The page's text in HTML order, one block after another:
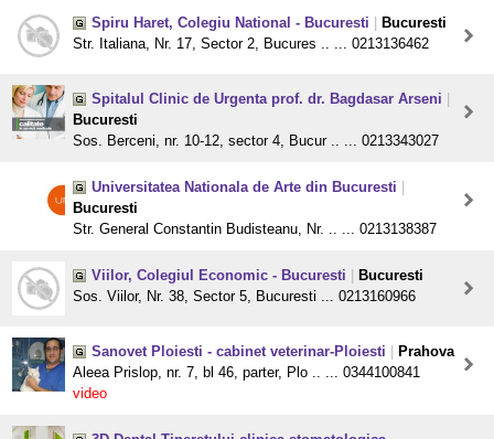
Spiru Haret, Colegiu National - Bucuresti
Bucuresti
Str. Italiana, Nr. 17, Sector 2, Bucures .. ... 0213136462
Spitalul Clinic de Urgenta prof. dr. Bagdasar Arseni
Bucuresti
Sos. Berceni, nr. 10-12, sector 4, Bucur .. ... 0213343027
Universitatea Nationala de Arte din Bucuresti
Bucuresti
Str. General Constantin Budisteanu, Nr. .. ... 0213138387
Viilor, Colegiul Economic - Bucuresti
Bucuresti
Sos. Viilor, Nr. 38, Sector 5, Bucuresti ... 0213160966
Sanovet Ploiesti - cabinet veterinar-Ploiesti
Prahova
Aleea Prislop, nr. 7, bl 46, parter, Plo .. ... 0344100841
video